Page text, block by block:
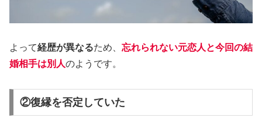
よって経歴が異なるため、 忘れられない元恋人と今回の結
婚相手は別人のようです。
②復縁を否定していた